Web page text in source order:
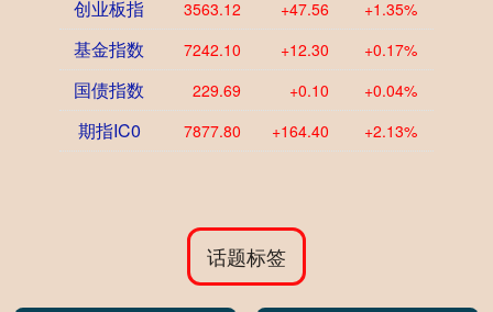
创业板指 3563.12 +47.56 +1.35%
基金指数 7242.10 +12.30 +0.17%
国债指数 229.69 +0.10 +0.04%
期指IC0 7877.80 +164.40 +2.13%
话题标签